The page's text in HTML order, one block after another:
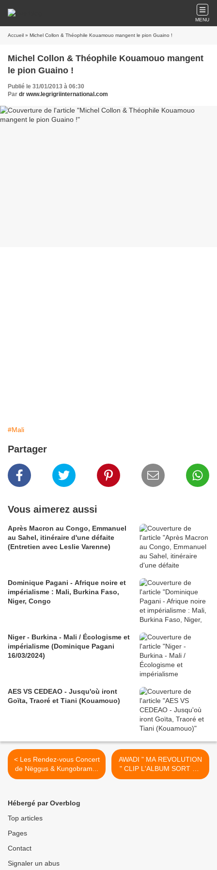
MENU
Accueil » Michel Collon & Théophile Kouamouo mangent le pion Guaino !
Michel Collon & Théophile Kouamouo mangent
le pion Guaino !
Publié le 31/01/2013 à 06:30
Par dr www.legrigriinternational.com
#Mali
Partager
Vous aimerez aussi
Après Macron au Congo, Emmanuel
au Sahel, itinéraire d'une défaite
(Entretien avec Leslie Varenne)
Dominique Pagani - Afrique noire et
impérialisme : Mali, Burkina Faso,
Niger, Congo
Niger - Burkina - Mali / Écologisme et
impérialisme (Dominique Pagani
16/03/2024)
AES VS CEDEAO - Jusqu'où iront
Goïta, Traoré et Tiani (Kouamouo)
< Les Rendez-vous Concert
de Nëggus & Kungobram...
AWADI " MA REVOLUTION
" CLIP L'ALBUM SORT CE
JEUDI 08 NOVEMBRE
Hébergé par Overblog
Top articles
Pages
Contact
Signaler un abus